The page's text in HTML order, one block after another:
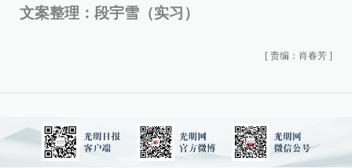
文案整理：段宇雪（实习）
[ 责编：肖春芳 ]